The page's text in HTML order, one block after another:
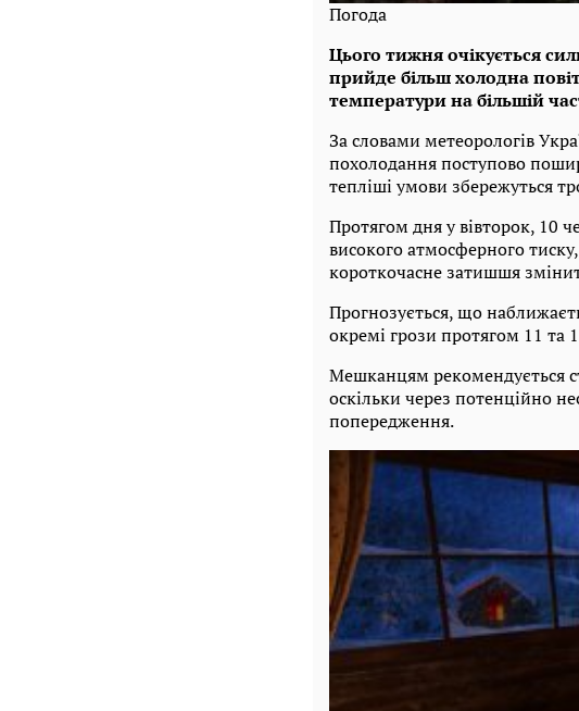
Погода
Цього тижня очікується
прийде більш холодна
температури на більшій
За словами метеорологів
похолодання поступово
тепліші умови збережуться
Протягом дня у вівторок, 10
високого атмосферного
короткочасне затишшя
Прогнозується, що
окремі грози протягом 11 та
Мешканцям рекомендується
оскільки через потенційно
попередження.